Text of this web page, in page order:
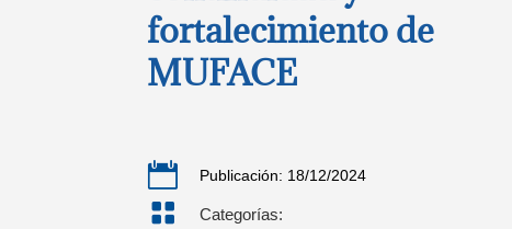
fortalecimiento de
MUFACE
 Publicación: 18/12/2024
 Categorías: